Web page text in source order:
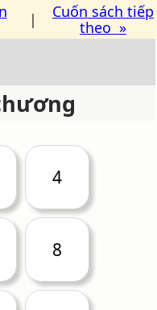
|
Cuốn sách tiếp
theo »
4
8